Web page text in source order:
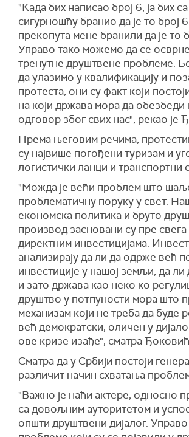
"Када бих написао број 6, ја бих
сигурношћу бранио да је то број
прекопута мене бранили да је то
Управо тако можемо да се
тренутне друштвене проблеме.
да улазимо у квалификацију и
протеста, они су факт који
на који држава мора да обезбеди
одговор због свих нас", рекао је
Према његовим речима,
су највише погођени туризам и
логистички ланци и транспортни
"Можда је већи проблем што
проблематичну поруку у свет.
економска политика и бруто
производ засновани су пре
директним инвестицијама.
анализирају да ли да одрже већ
инвестиције у нашој земљи, да ли
и зато држава као неко ко
друштво у потпуности мора што
механизам који не треба да буде
већ демократски, оличен у
ове кризе изађе", сматра
Сматра да у Србији постоји
различит начин схватања
"Важно је наћи актере, односно
са довољним ауторитетом и
општи друштвени дијалог.